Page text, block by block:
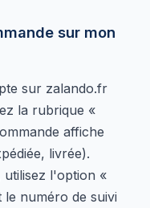
sur mon
sur zalando.fr
la rubrique «
affiche
livrée).
utilisez l'option «
le numéro de suivi